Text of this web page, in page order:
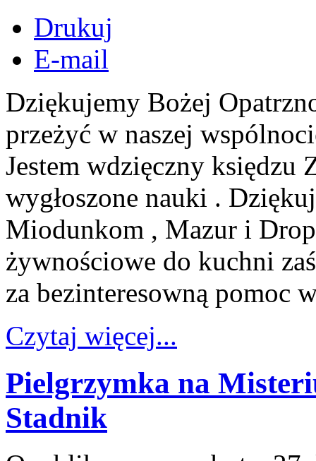
Drukuj
E-mail
Dziękujemy Bożej
przeżyć w naszej
Jestem wdzięczny księdzu
wygłoszone nauki .
Miodunkom , Mazur i
żywnościowe do kuchni
za bezinteresowną pomoc
Czytaj więcej...
Pielgrzymka na
Stadnik